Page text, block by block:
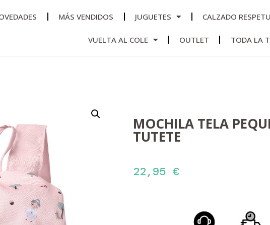
MÁS VENDIDOS JUGUETES CALZADO
VUELTA AL COLE OUTLET TODA LA
MOCHILA TELA
TUTETE
22,95 €